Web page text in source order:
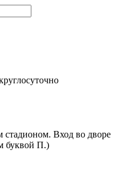
Вход во дворе
буквой П.)